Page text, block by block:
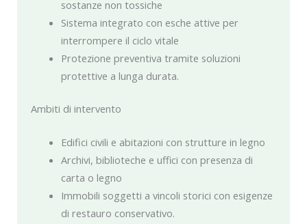
sostanze non tossiche
Sistema integrato con esche attive per
interrompere il ciclo vitale
Protezione preventiva tramite soluzioni
protettive a lunga durata.
Ambiti di intervento
Edifici civili e abitazioni con strutture in legno
Archivi, biblioteche e uffici con presenza di
carta o legno
Immobili soggetti a vincoli storici con esigenze
di restauro conservativo.